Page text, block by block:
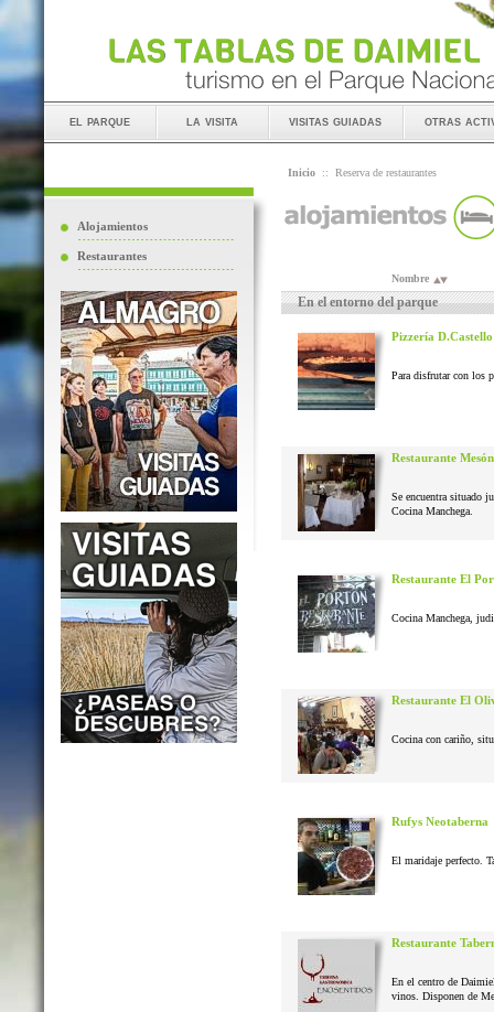
el parque la visita visitas guiadas otras
Alojamientos
Restaurantes
Inicio :: Reserva de restaurantes
Nombre
En el entorno del parque
Pizzería D.Castello
Para disfrutar con los
Restaurante
Se encuentra situado
Cocina Manchega.
Restaurante El
Cocina Manchega,
Restaurante El
Cocina con cariño,
Rufys Neotaberna
El maridaje perfecto.
Restaurante
En el centro de
vinos. Disponen de